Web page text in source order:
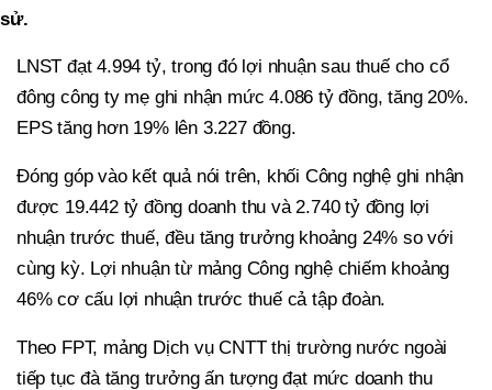
sử.
LNST đạt 4.994 tỷ, trong đó lợi nhuận sau thuế cho cổ
đông công ty mẹ ghi nhận mức 4.086 tỷ đồng, tăng 20%.
EPS tăng hơn 19% lên 3.227 đồng.
Đóng góp vào kết quả nói trên, khối Công nghệ ghi nhận
được 19.442 tỷ đồng doanh thu và 2.740 tỷ đồng lợi
nhuận trước thuế, đều tăng trưởng khoảng 24% so với
cùng kỳ. Lợi nhuận từ mảng Công nghệ chiếm khoảng
46% cơ cấu lợi nhuận trước thuế cả tập đoàn.
Theo FPT, mảng Dịch vụ CNTT thị trường nước ngoài
tiếp tục đà tăng trưởng ấn tượng đạt mức doanh thu